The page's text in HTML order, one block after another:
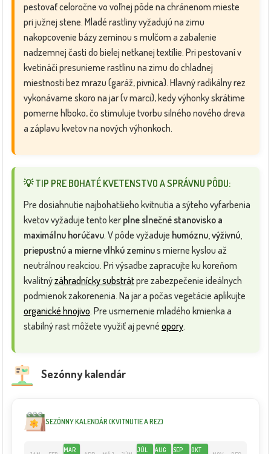
pestovať celoročne vo voľnej pôde na chránenom mieste
pri južnej stene. Mladé rastliny vyžadujú na zimu
nakopcovenie bázy zeminou s mulčom a zabalenie
nadzemnej časti do bielej netkanej textílie. Pri pestovaní v
kvetináči presunieme rastlinu na zimu do chladnej
miestnosti bez mrazu (garáž, pivnica). Hlavný radikálny rez
vykonávame skoro na jar (v marci), kedy výhonky skrátime
pomerne hlboko, čo stimuluje tvorbu silného nového dreva
a záplavu kvetov na nových výhonkoch.
💡 TIP PRE BOHATÉ KVETENSTVO A SPRÁVNU PÔDU:
Pre dosiahnutie najbohatšieho kvitnutia a sýteho vyfarbenia
kvetov vyžaduje tento ker plne slnečné stanovisko a
maximálnu horúčavu. V pôde vyžaduje humóznu, výživnú,
priepustnú a mierne vlhkú zeminus mierne kyslou až
neutrálnou reakciou. Pri výsadbe zapracujte ku koreňom
kvalitnýzáhradnícky substrátpre zabezpečenie ideálnych
podmienok zakorenenia. Na jar a počas vegetácie aplikujte
organické hnojivo. Pre usmernenie mladého kmienka a
stabilný rast môžete využiť aj pevné opory.
Sezónny kalendár
SEZÓNNY KALENDÁR (KVITNUTIE A REZ)
MAR
JÚL
AUG
SEP
OKT